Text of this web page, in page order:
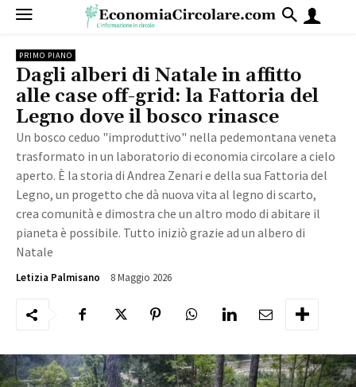
PRIMO PIANO
Dagli alberi di Natale in affitto
alle case off-grid: la Fattoria del
Legno dove il bosco rinasce
Un bosco ceduo "improduttivo" nella pedemontana veneta
trasformato in un laboratorio di economia circolare a cielo
aperto. È la storia di Andrea Zenari e della sua Fattoria del
Legno, un progetto che dà nuova vita al legno di scarto,
crea comunità e dimostra che un altro modo di abitare il
pianeta è possibile. Tutto iniziò grazie ad un albero di
Natale
Letizia Palmisano 8 Maggio 2026